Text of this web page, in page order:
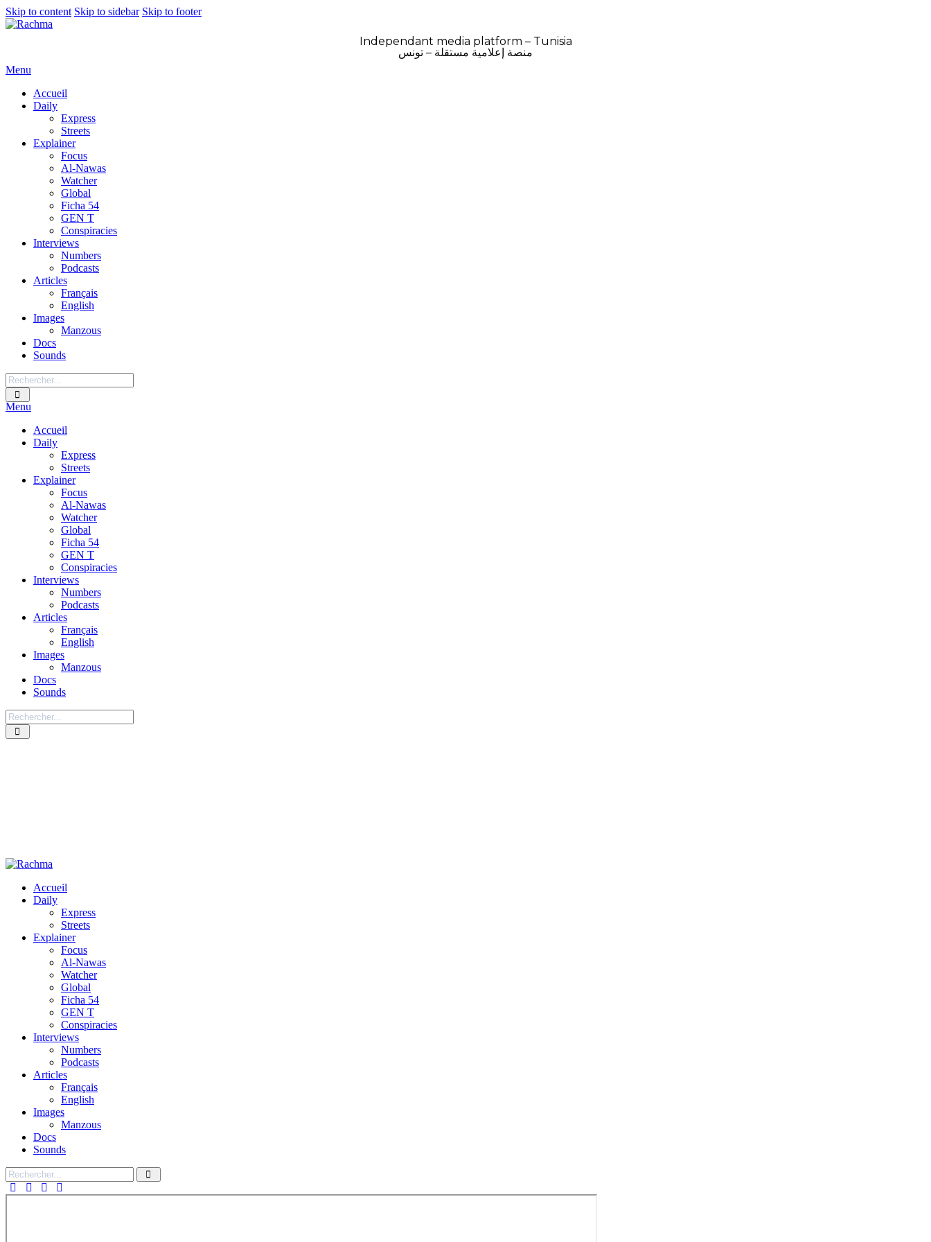
Skip to content Skip to sidebar Skip to footer
Independant media platform – Tunisia
منصة إعلامية مستقلة – تونس
Menu
Accueil
Daily
Express
Streets
Explainer
Focus
Al-Nawas
Watcher
Global
Ficha 54
GEN T
Conspiracies
Interviews
Numbers
Podcasts
Articles
Français
English
Images
Manzous
Docs
Sounds
Menu
Accueil
Daily
Express
Streets
Explainer
Focus
Al-Nawas
Watcher
Global
Ficha 54
GEN T
Conspiracies
Interviews
Numbers
Podcasts
Articles
Français
English
Images
Manzous
Docs
Sounds
Accueil
Daily
Express
Streets
Explainer
Focus
Al-Nawas
Watcher
Global
Ficha 54
GEN T
Conspiracies
Interviews
Numbers
Podcasts
Articles
Français
English
Images
Manzous
Docs
Sounds